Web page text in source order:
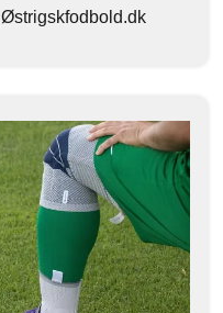
Østrigskfodbold.dk